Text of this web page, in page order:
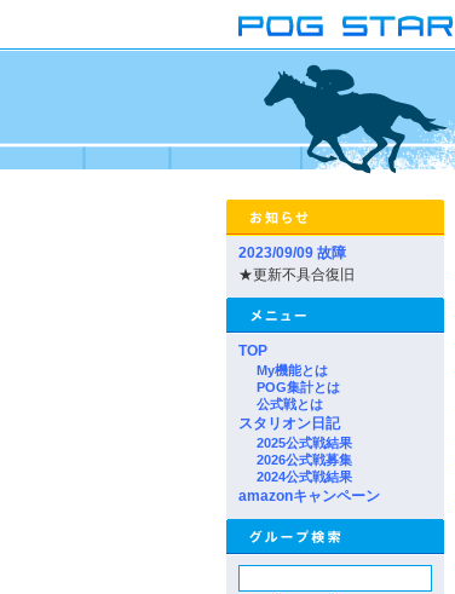
2023/09/09 故障
★更新不具合復旧
TOP
My機能とは
POG集計とは
公式戦とは
スタリオン日記
2025公式戦結果
2026公式戦募集
2024公式戦結果
amazonキャンペーン